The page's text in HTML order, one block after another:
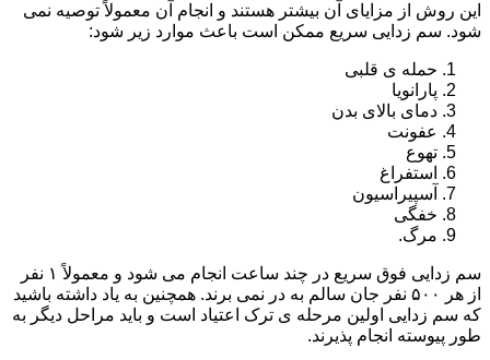
این روش از مزایای آن بیشتر هستند و انجام آن معمولاً توصیه نمی
شود. سم زدایی سریع ممکن است باعث موارد زیر شود:
حمله ی قلبی
پارانویا
دمای بالای بدن
عفونت
تهوع
استفراغ
آسپیراسیون
خفگی
مرگ.
سم زدایی فوق سریع در چند ساعت انجام می شود و معمولاً ۱ نفر
از هر ۵۰۰ نفر جان سالم به در نمی برند. همچنین به یاد داشته باشید
که سم زدایی اولین مرحله ی ترک اعتیاد است و باید مراحل دیگر به
طور پیوسته انجام پذیرند.